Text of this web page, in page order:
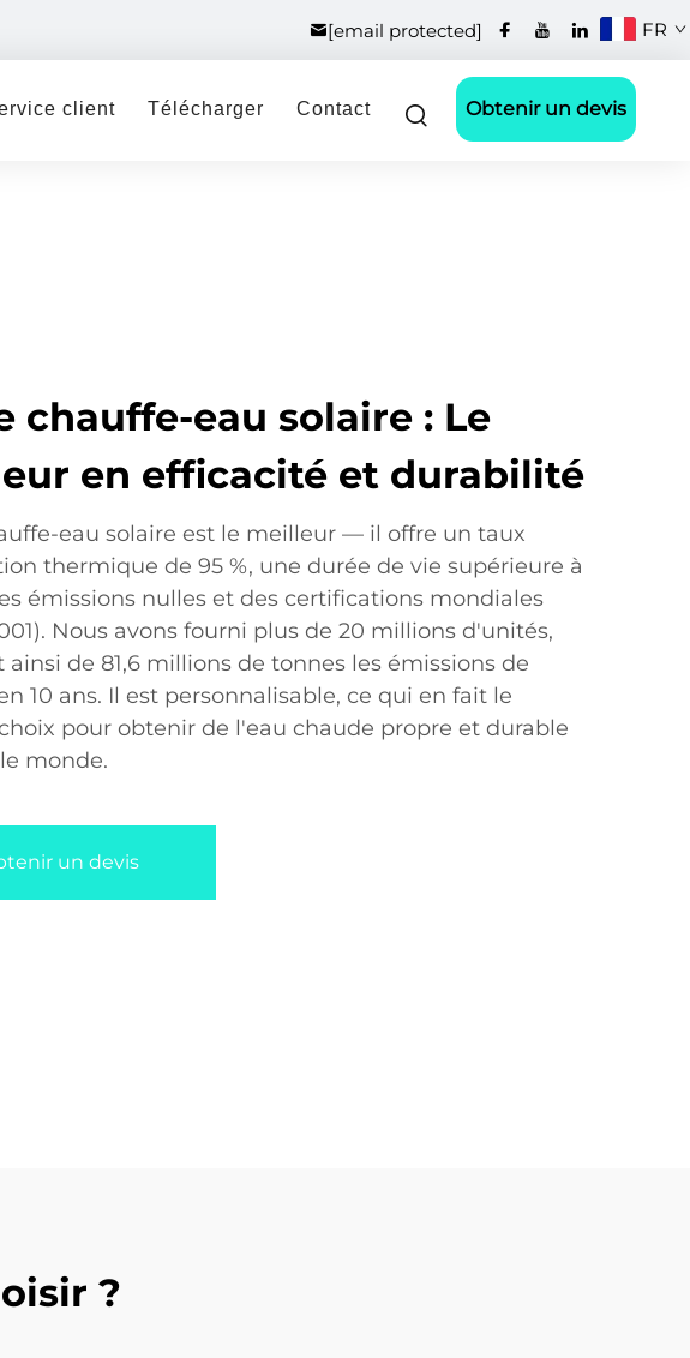
[email protected] FR
client Télécharger Contact Obtenir un devis
chauffe-eau solaire : Le
en efficacité et durabilité
eau solaire est le meilleur — il offre un taux
thermique de 95 %, une durée de vie supérieure à
émissions nulles et des certifications mondiales
Nous avons fourni plus de 20 millions d'unités,
ainsi de 81,6 millions de tonnes les émissions de
10 ans. Il est personnalisable, ce qui en fait le
pour obtenir de l'eau chaude propre et durable
monde.
un devis
?